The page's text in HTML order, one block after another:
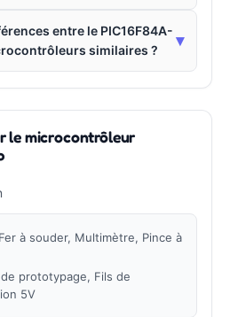
entre le PIC16F84A-
similaires ?
▾
le microcontrôleur
Fer à souder, Multimètre, Pince à
de prototypage, Fils de
5V